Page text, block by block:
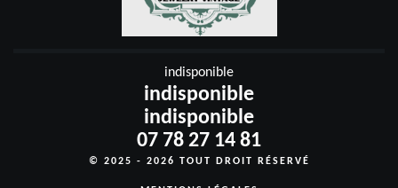
indisponible
indisponible
indisponible
07 78 27 14 81
© 2025 - 2026 TOUT DROIT RÉSERVÉ